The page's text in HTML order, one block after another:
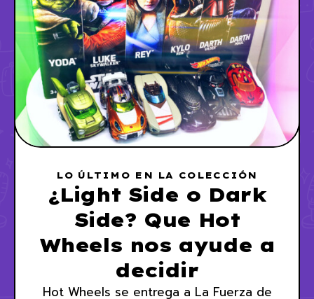
LO ÚLTIMO EN LA COLECCIÓN
¿Light Side o Dark
Side? Que Hot
Wheels nos ayude a
decidir
Hot Wheels se entrega a La Fuerza de